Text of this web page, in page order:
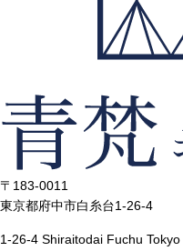
〒183-0011
東京都府中市白糸台1-26-4
1-26-4 Shiraitodai Fuchu Tokyo